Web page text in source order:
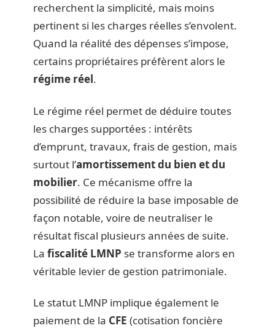
recherchent la simplicité, mais moins
pertinent si les charges réelles s’envolent.
Quand la réalité des dépenses s’impose,
certains propriétaires préfèrent alors le
régime réel.
Le régime réel permet de déduire toutes
les charges supportées : intérêts
d’emprunt, travaux, frais de gestion, mais
surtout l’amortissement du bien et du
mobilier. Ce mécanisme offre la
possibilité de réduire la base imposable de
façon notable, voire de neutraliser le
résultat fiscal plusieurs années de suite.
La fiscalité LMNP se transforme alors en
véritable levier de gestion patrimoniale.
Le statut LMNP implique également le
paiement de la CFE (cotisation foncière